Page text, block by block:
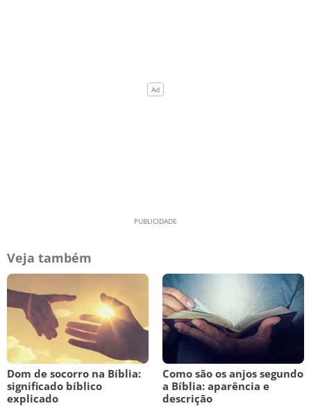
Veja também
Dom de socorro na Bíblia:
significado bíblico
explicado
Como são os anjos segundo
a Bíblia: aparência e
descrição